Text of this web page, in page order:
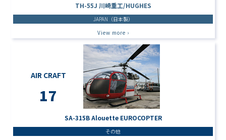
TH-55J 川崎重工/HUGHES
JAPAN（日本製）
View more ›
AIR CRAFT
17
SA-315B Alouette EUROCOPTER
その他